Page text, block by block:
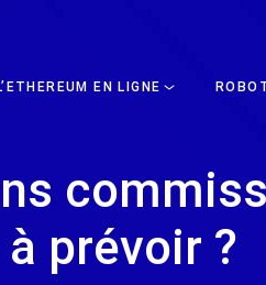
EN LIGNE
prévoir ?